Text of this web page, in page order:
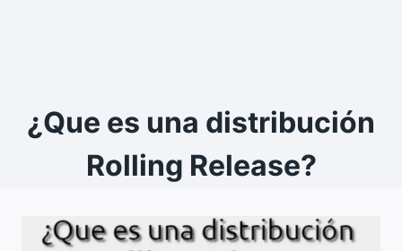
¿Que es una distribución
Rolling Release?